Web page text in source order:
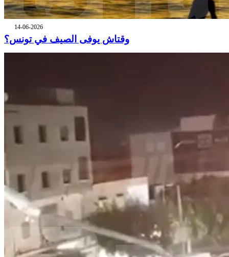
14-06-2026
وقتاش يوفى الصيف في تونس؟